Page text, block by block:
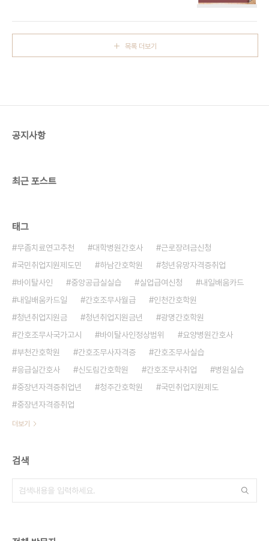
50% 이상에서 백내장이 발생한다. ② 외상 눈에 충
증 원인 1) 눈물 생성 감소 ① 노화 : 나이가 들수록
목록 더보기
공지사항
최근 포스트
태그
무좀치료연고추천 대학병원간호사
근로장려금신청
국민취업지원제도민
하남간호학원
청년유망자격증취업
바이탈사인
중앙공급실실습 실업급여신청
내일배움카드
내일배움카드일
간호조무사월급
인천간호학원
청년취업지원금
청년취업지원금년
광명간호학원
간호조무사국가고시
바이탈사인정상범위
요양병원간호사
부천간호학원
간호조무사자격증
간호조무사실습
응급실간호사
신도림간호학원 간호조무사취업
병원실습
중장년자격증취업년
청주간호학원
국민취업지원제도
중장년자격증취업
더보기
검색